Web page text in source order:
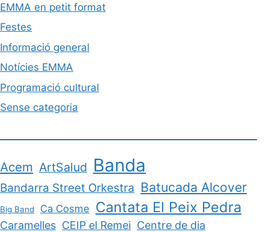
EMMA en petit format
Festes
Informació general
Notícies EMMA
Programació cultural
Sense categoria
Acem ArtSalud Banda
Bandarra Street Orkestra Batucada Alcover
Big Band Ca Cosme Cantata El Peix Pedra
Caramelles CEIP el Remei Centre de dia